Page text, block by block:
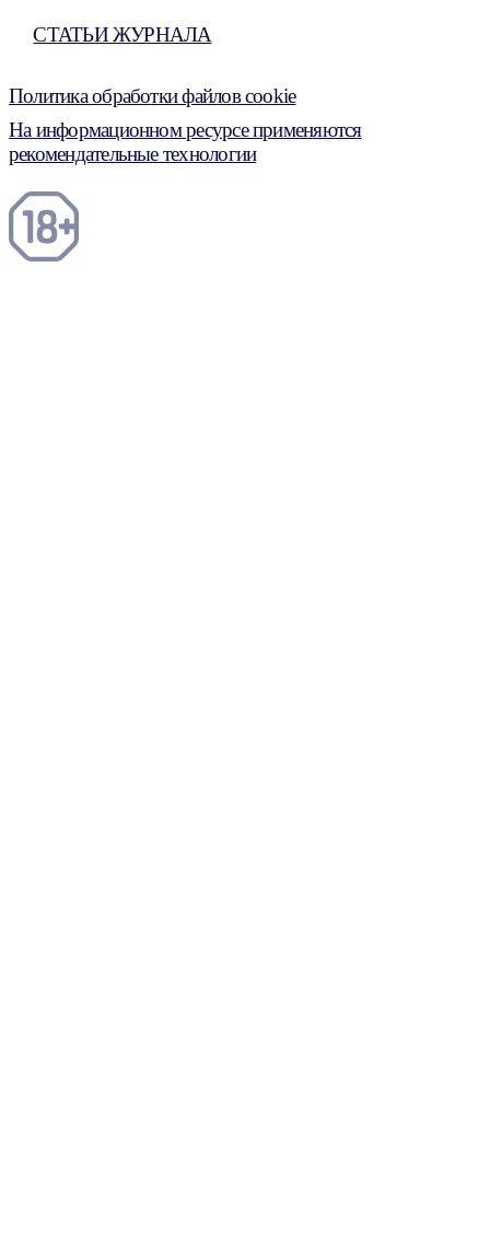
СТАТЬИ ЖУРНАЛА
Политика обработки файлов cookie
На информационном ресурсе применяются
рекомендательные технологии